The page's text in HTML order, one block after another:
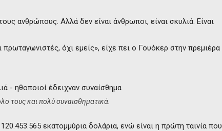
ανθρώπους. Αλλά δεν είναι άνθρωποι, είναι σκυλιά. Είναι
πρωταγωνιστές, όχι εμείς», είχε πει ο Γουόκερ στην πρεμιέρα
τους και πολύ συναισθηματικά.
εκατομμύρια δολάρια, ενώ είναι η πρώτη ταινία που